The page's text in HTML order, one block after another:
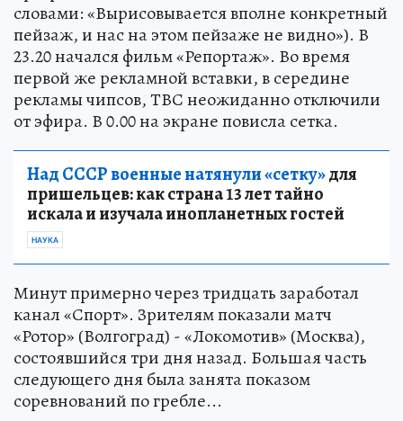
словами: «Вырисовывается вполне конкретный
пейзаж, и нас на этом пейзаже не видно»). В
23.20 начался фильм «Репортаж». Во время
первой же рекламной вставки, в середине
рекламы чипсов, ТВС неожиданно отключили
от эфира. В 0.00 на экране повисла сетка.
Над СССР военные натянули «сетку»для
пришельцев: как страна 13 лет тайно
искала и изучала инопланетных гостей
НАУКА
Минут примерно через тридцать заработал
канал «Спорт». Зрителям показали матч
«Ротор» (Волгоград) - «Локомотив» (Москва),
состоявшийся три дня назад. Большая часть
следующего дня была занята показом
соревнований по гребле...